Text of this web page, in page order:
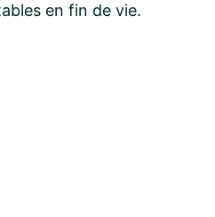
en fin de vie.